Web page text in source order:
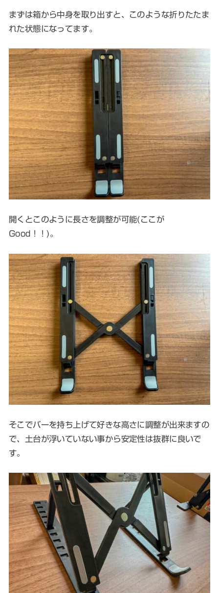
まずは箱から中身を取り出すと、このような折りたたま
れた状態になってます。
開くとこのように長さを調整が可能(ここが
Good！！)。
そこでバーを持ち上げて好きな高さに調整が出来ますの
で、土台が浮いていない事から安定性は抜群に良いで
す。